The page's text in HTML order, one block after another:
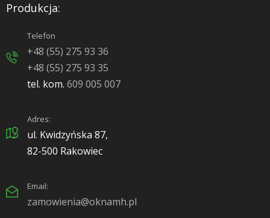
Produkcja:
Telefon
+48 (55) 275 93 36
+48 (55) 275 93 35
tel. kom. 609 005 007
Adres:
ul. Kwidzyńska 87,
82-500 Rakowiec
Email:
zamowienia@oknamh.pl